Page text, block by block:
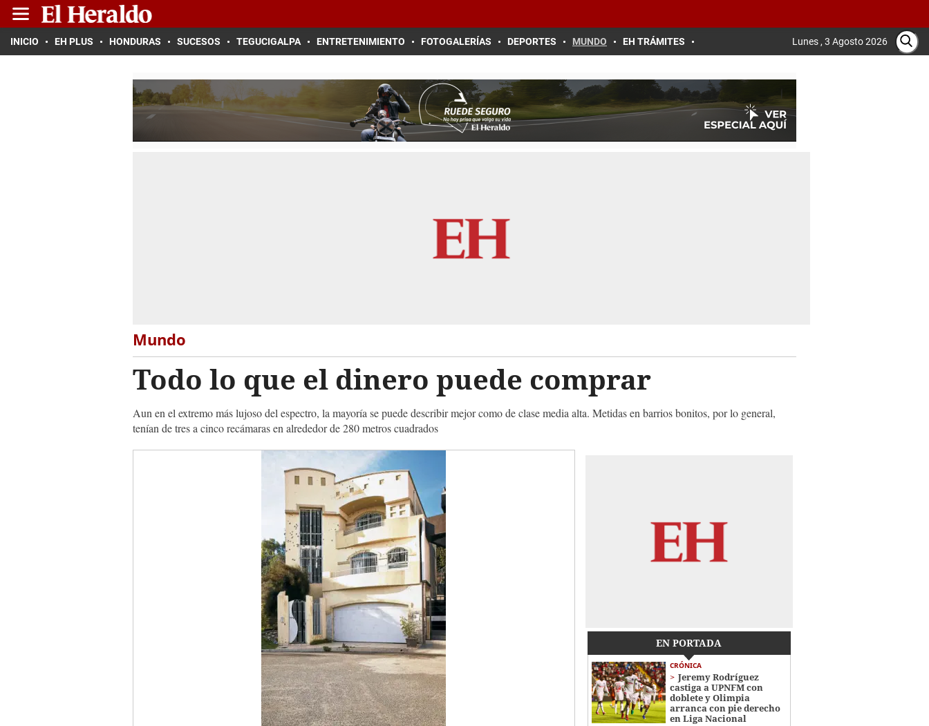
INICIO EH PLUS HONDURAS SUCESOS TEGUCIGALPA ENTRETENIMIENTO FOTOGALERÍAS DEPORTES MUNDO EH TRÁMITES Lunes , 3 Agosto 2026
Mundo
Todo lo que el dinero puede comprar
Aun en el extremo más lujoso del espectro, la mayoría se puede describir mejor como de clase media alta. Metidas en barrios bonitos, por lo general,
tenían de tres a cinco recámaras en alrededor de 280 metros cuadrados
EN PORTADA
CRÓNICA
Jeremy Rodríguez
castiga a UPNFM con
doblete y Olimpia
arranca con pie derecho
en Liga Nacional